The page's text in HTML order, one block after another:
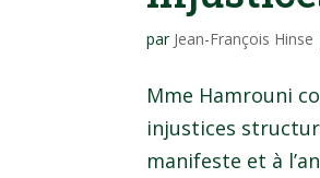
par Jean-François Hinse
Mme Hamrouni
injustices
manifeste et à